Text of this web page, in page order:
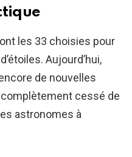
les 33 choisies pour
Aujourd’hui,
de nouvelles
complètement cessé de
astronomes à